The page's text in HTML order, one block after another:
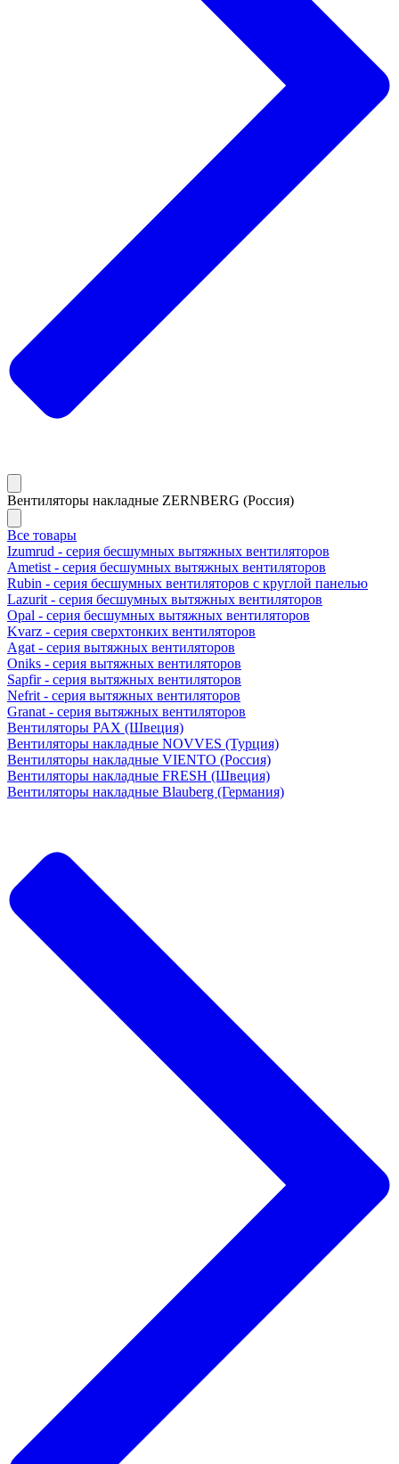
Вентиляторы накладные ZERNBERG (Россия)
Все товары
Izumrud - серия бесшумных вытяжных вентиляторов
Ametist - серия бесшумных вытяжных вентиляторов
Rubin - серия бесшумных вентиляторов с круглой панелью
Lazurit - серия бесшумных вытяжных вентиляторов
Opal - серия бесшумных вытяжных вентиляторов
Kvarz - серия сверхтонких вентиляторов
Agat - серия вытяжных вентиляторов
Oniks - серия вытяжных вентиляторов
Sapfir - серия вытяжных вентиляторов
Nefrit - серия вытяжных вентиляторов
Granat - серия вытяжных вентиляторов
Вентиляторы PAX (Швеция)
Вентиляторы накладные NOVVES (Турция)
Вентиляторы накладные VIENTO (Россия)
Вентиляторы накладные FRESH (Швеция)
Вентиляторы накладные Blauberg (Германия)